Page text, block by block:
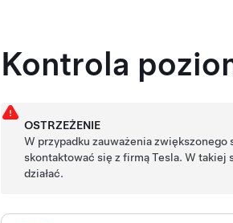
Kontrola
OSTRZEŻENIE
W przypadku zauważenia
skontaktować się z firmą Tesla. W takiej
działać.